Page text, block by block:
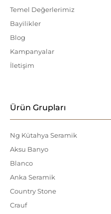
Temel Değerlerimiz
Bayilikler
Blog
Kampanyalar
İletişim
Ürün Grupları
Ng Kütahya Seramik
Aksu Banyo
Blanco
Anka Seramik
Country Stone
Crauf